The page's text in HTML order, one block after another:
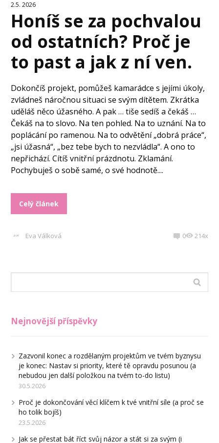
2.5. 2026
Honíš se za pochvalou
od ostatních? Proč je
to past a jak z ní ven.
Dokončíš projekt, pomůžeš kamarádce s jejími úkoly,
zvládneš náročnou situaci se svým dítětem. Zkrátka
uděláš něco úžasného. A pak … tiše sedíš a čekáš …
Čekáš na to slovo. Na ten pohled. Na to uznání. Na to
poplácání po ramenou. Na to odvětění „dobrá práce“,
„jsi úžasná“, „bez tebe bych to nezvládla“. A ono to
nepřichází. Cítíš vnitřní prázdnotu. Zklamání.
Pochybuješ o sobě samé, o své hodnotě....
Celý článek
Eva Válková 0 214x
Nejnovější příspěvky
Zazvonil konec a rozdělaným projektům ve tvém byznysu
je konec: Nastav si priority, které tě opravdu posunou (a
nebudou jen další položkou na tvém to-do listu)
30.5.2026
Proč je dokončování věcí klíčem k tvé vnitřní síle (a proč se
ho tolik bojíš)
23.5.2026
Jak se přestat bát říct svůj názor a stát si za svým (i